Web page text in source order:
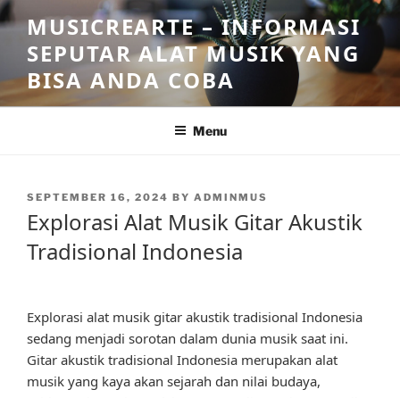
Skip
to
content
MUSICREARTE – INFORMASI
SEPUTAR ALAT MUSIK YANG
BISA ANDA COBA
Menu
POSTED
SEPTEMBER 16, 2024 BY ADMINMUS
Explorasi Alat Musik Gitar Akustik
Tradisional Indonesia
Explorasi alat musik gitar akustik tradisional Indonesia
sedang menjadi sorotan dalam dunia musik saat ini.
Gitar akustik tradisional Indonesia merupakan alat
musik yang kaya akan sejarah dan nilai budaya,